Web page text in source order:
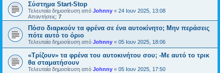
Σύστημα Start-Stop
Τελευταία δημοσίευση από Johnny « 24 Ιουν 2025, 13:08
Απαντήσεις: 7
Πόσο διαρκούν τα φρένα σε ένα αυτοκίνητο; Μην περάσεις
πότε αυτό το όριο
Τελευταία δημοσίευση από Johnny « 05 Ιουν 2025, 18:06
«Τρίζουν» τα φρένα του αυτοκινήτου σου; -Με αυτό το τρικ
θα σταματήσουν
Τελευταία δημοσίευση από Johnny « 05 Ιουν 2025, 17:50